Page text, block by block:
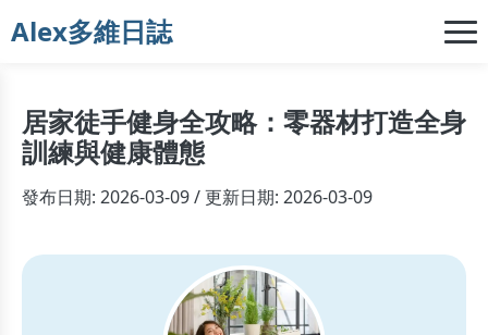
Alex多維日誌
居家徒手健身全攻略：零器材打造全身
訓練與健康體態
發布日期: 2026-03-09 / 更新日期: 2026-03-09